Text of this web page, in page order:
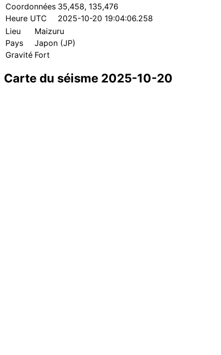
Coordonnées 35,458, 135,476
Heure UTC
2025-10-20 19:04:06.258
Lieu
Maizuru
Pays
Japon (JP)
Gravité Fort
Carte du séisme 2025-10-20